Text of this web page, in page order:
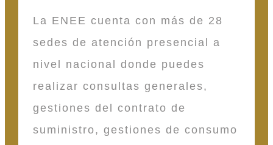
La ENEE cuenta con más de 28
sedes de atención presencial a
nivel nacional donde puedes
realizar consultas generales,
gestiones del contrato de
suministro, gestiones de consumo